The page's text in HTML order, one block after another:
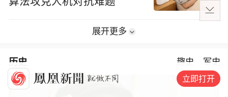
展开更多
历史 趣史 军史
立即打开